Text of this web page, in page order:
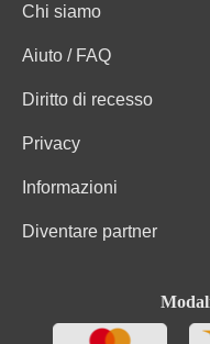
Chi siamo
Aiuto / FAQ
Diritto di recesso
Privacy
Informazioni
Diventare partner